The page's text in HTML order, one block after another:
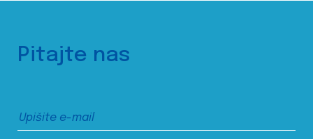
Pitajte nas